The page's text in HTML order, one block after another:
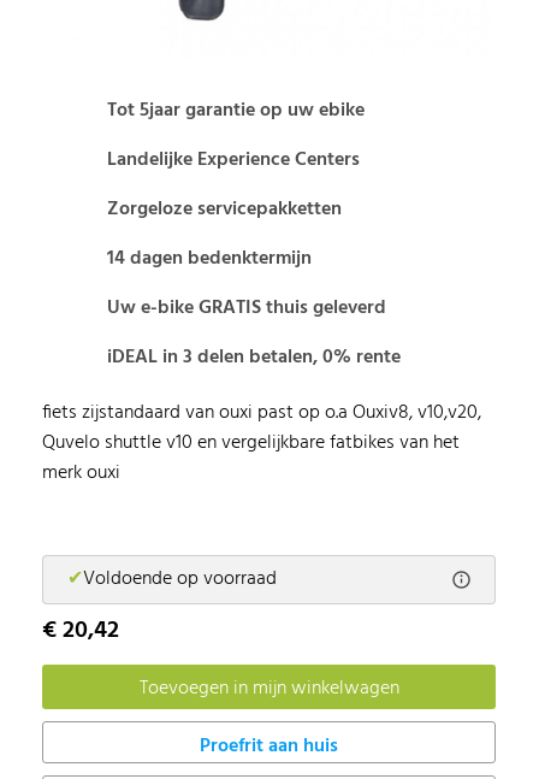
Tot 5jaar garantie op uw ebike
Landelijke Experience Centers
Zorgeloze servicepakketten
14 dagen bedenktermijn
Uw e-bike GRATIS thuis geleverd
iDEAL in 3 delen betalen, 0% rente
fiets zijstandaard van ouxi past op o.a Ouxiv8, v10,v20,
Quvelo shuttle v10 en vergelijkbare fatbikes van het
merk ouxi
✔Voldoende op voorraad
€ 20,42